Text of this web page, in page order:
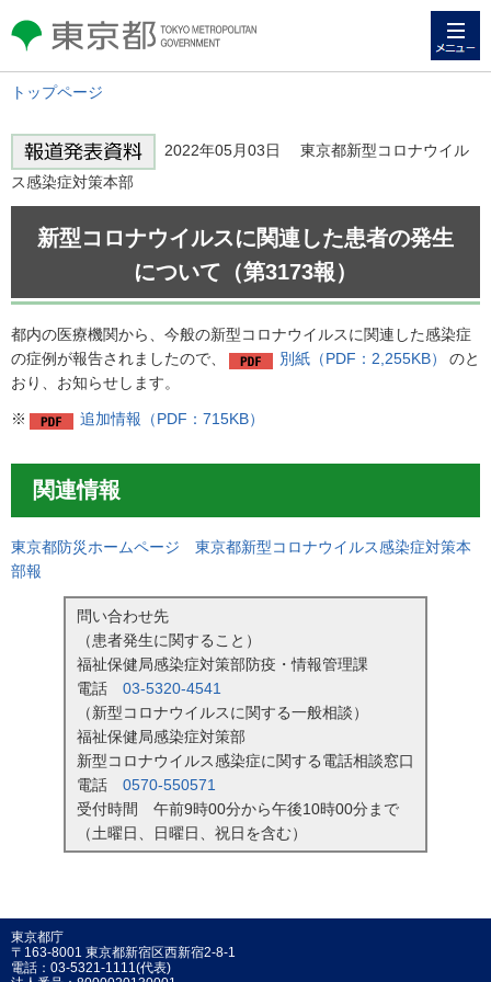
東京都 TOKYO METROPOLITAN
GOVERNMENT
トップページ
2022年05月03日 東京都新型コロナウイル
ス感染症対策本部
新型コロナウイルスに関連した患者の発生
について（第3173報）
都内の医療機関から、今般の新型コロナウイルスに関連した感染症
の症例が報告されましたので、
別紙（PDF：2,255KB）
のと
おり、お知らせします。
※ 追加情報（PDF：715KB）
関連情報
東京都防災ホームページ 東京都新型コロナウイルス感染症対策本
部報
問い合わせ先
（患者発生に関すること）
福祉保健局感染症対策部防疫・情報管理課
電話 03-5320-4541
（新型コロナウイルスに関する一般相談）
福祉保健局感染症対策部
新型コロナウイルス感染症に関する電話相談窓口
電話 0570-550571
受付時間 午前9時00分から午後10時00分まで
（土曜日、日曜日、祝日を含む）
東京都庁
〒163-8001 東京都新宿区西新宿2-8-1
電話：03-5321-1111(代表)